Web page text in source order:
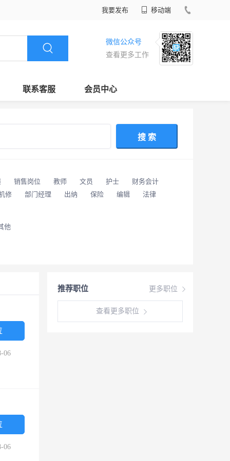
我要发布 移动端
微信公众号
查看更多工作
联系客服 会员中心
搜 索
销售岗位 教师 文员 护士
财务会计
修 部门经理 出纳 保险 编辑
法律
他
更多职位
推荐职位
查看更多职位
06
06